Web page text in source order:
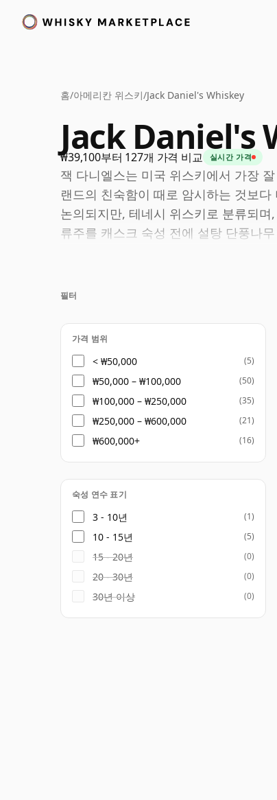
홈/아메리칸 위스키/Jack Daniel's Whiskey
Jack Daniel's
₩39,100부터 127개 가격 비교 실시간 가격
잭 다니엘스는 미국 위스키에서 가장
랜드의 친숙함이 때로 암시하는 것보
논의되지만, 테네시 위스키로 분류되
류주를 캐스크 숙성 전에 설탕 단풍나
러멜, 부드러운 스파이스의 노트를 편
십 보틀링을 넘어서, 제품군은 젠틀맨
로 확장됩니다. 싱글 배럴 컬렉션에는
소 위스키의 더욱 풍부하고 농축된 면모
많은 음주자들에게 이러한 폭넓은 제
친숙한 부드러움은 그대로 유지되지
가 단순히 글로벌 음료 아이콘이 아닌
여줍니다.
필터
가격 범위
< ₩50,000 (5)
₩50,000 – ₩100,000 (50)
₩100,000 – ₩250,000 (35)
₩250,000 – ₩600,000 (21)
₩600,000+ (16)
숙성 연수 표기
3 - 10년 (1)
10 - 15년 (5)
15 - 20년 (0)
20 - 30년 (0)
30년 이상 (0)